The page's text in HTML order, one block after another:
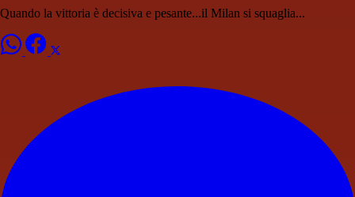
Quando la vittoria è decisiva e pesante...il Milan si squaglia...